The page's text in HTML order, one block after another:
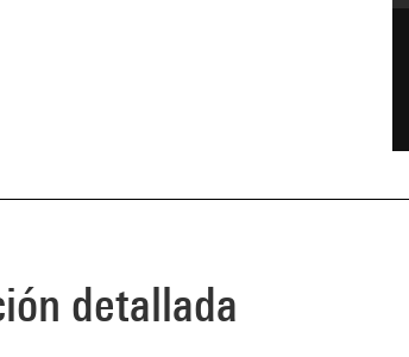
detallada